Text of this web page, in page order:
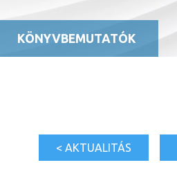
KÖNYVBEMUTATÓK
< AKTUALITÁS